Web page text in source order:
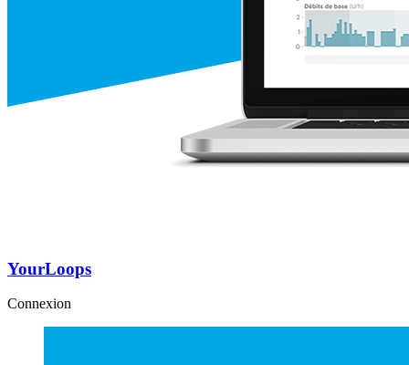
YourLoops
Connexion